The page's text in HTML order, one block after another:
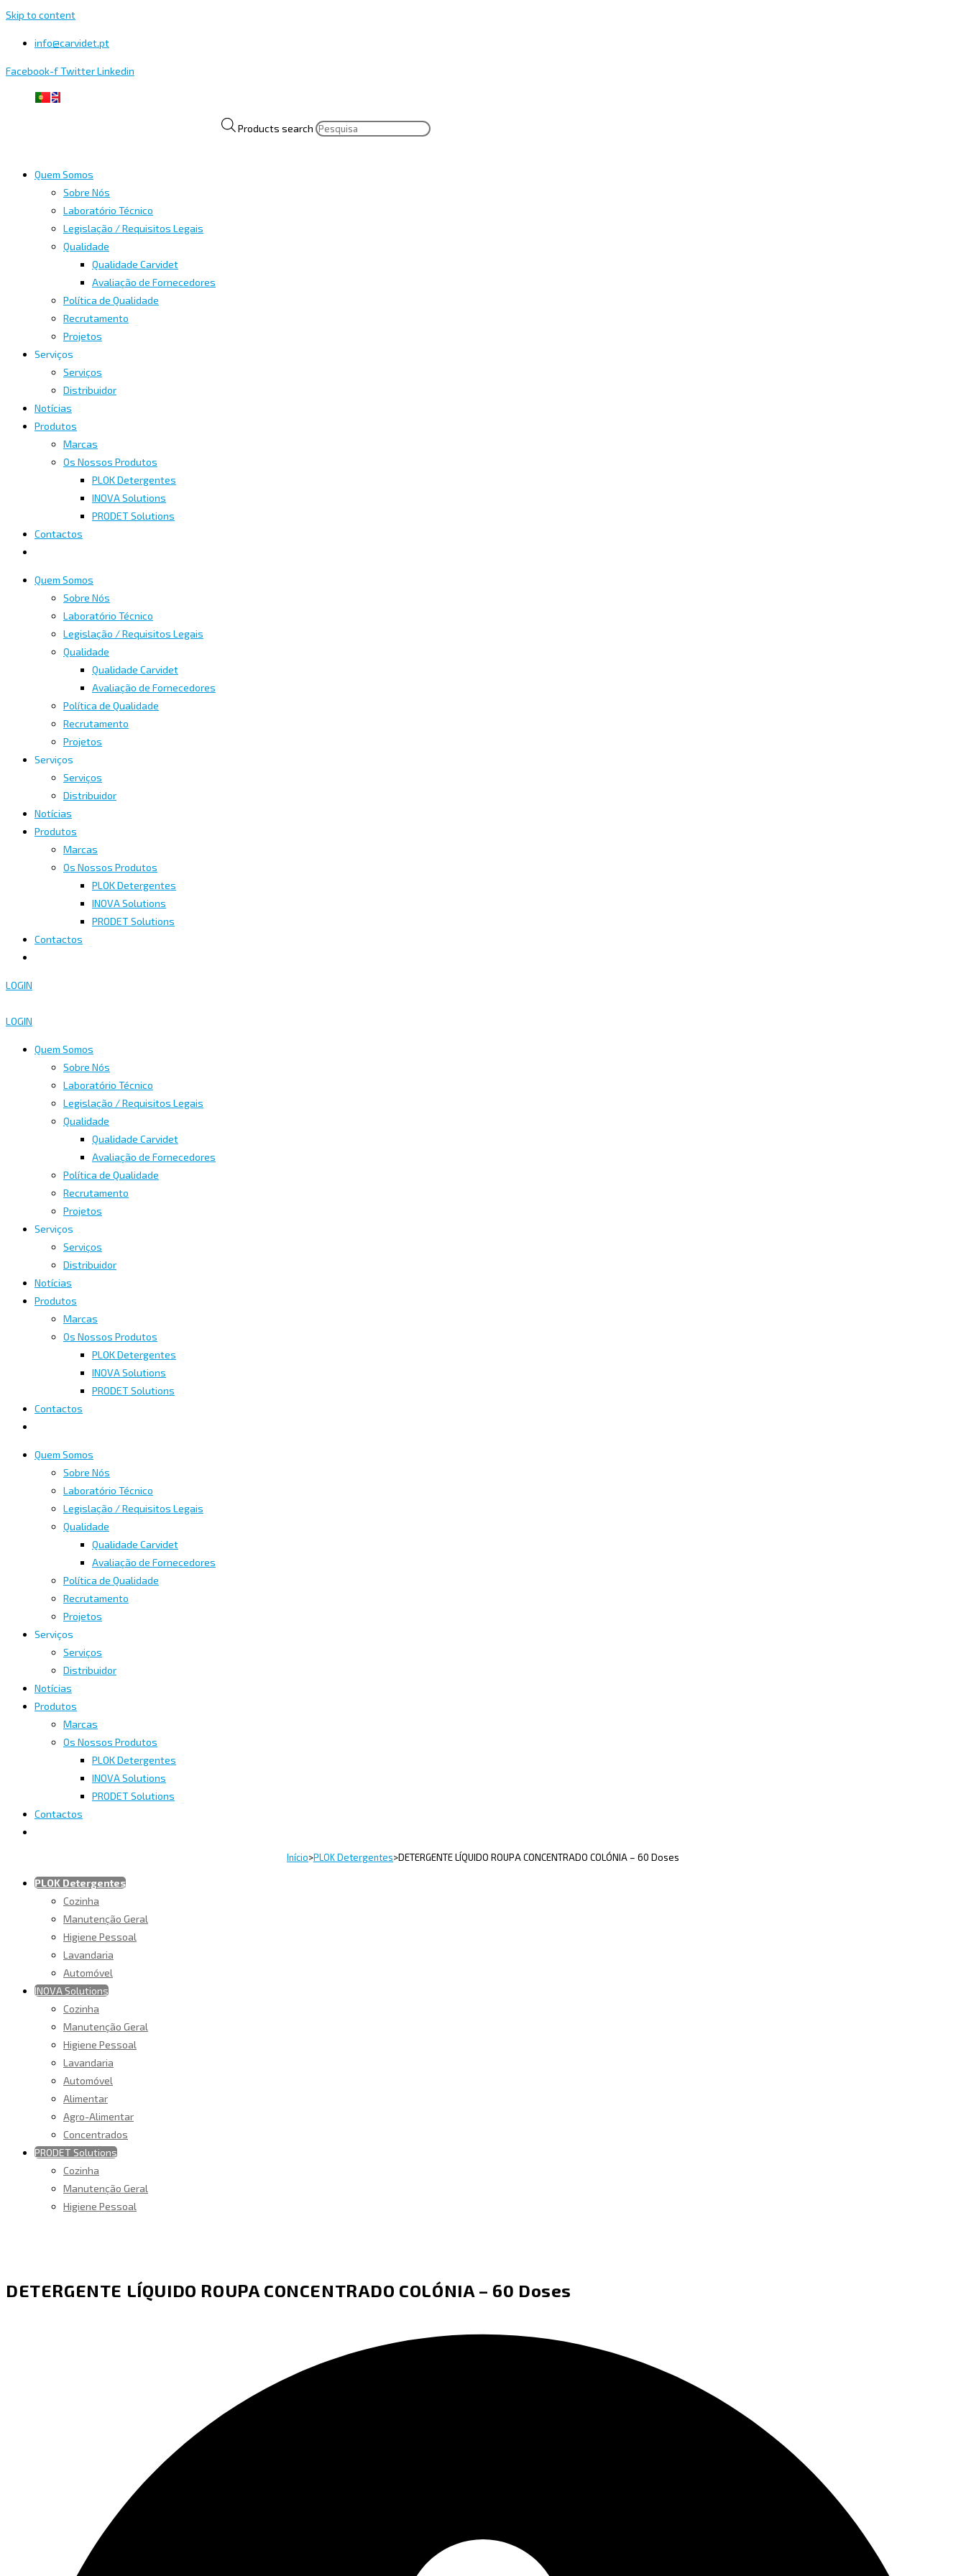
Skip to content
info@carvidet.pt
Facebook-fTwitterLinkedin
Products search
Quem Somos
Sobre Nós
Laboratório Técnico
Legislação / Requisitos Legais
Qualidade
Qualidade Carvidet
Avaliação de Fornecedores
Política de Qualidade
Recrutamento
Projetos
Serviços
Serviços
Distribuidor
Notícias
Produtos
Marcas
Os Nossos Produtos
PLOK Detergentes
INOVA Solutions
PRODET Solutions
Contactos
Quem Somos
Sobre Nós
Laboratório Técnico
Legislação / Requisitos Legais
Qualidade
Qualidade Carvidet
Avaliação de Fornecedores
Política de Qualidade
Recrutamento
Projetos
Serviços
Serviços
Distribuidor
Notícias
Produtos
Marcas
Os Nossos Produtos
PLOK Detergentes
INOVA Solutions
PRODET Solutions
Contactos
LOGIN
LOGIN
Quem Somos
Sobre Nós
Laboratório Técnico
Legislação / Requisitos Legais
Qualidade
Qualidade Carvidet
Avaliação de Fornecedores
Política de Qualidade
Recrutamento
Projetos
Serviços
Serviços
Distribuidor
Notícias
Produtos
Marcas
Os Nossos Produtos
PLOK Detergentes
INOVA Solutions
PRODET Solutions
Contactos
Quem Somos
Sobre Nós
Laboratório Técnico
Legislação / Requisitos Legais
Qualidade
Qualidade Carvidet
Avaliação de Fornecedores
Política de Qualidade
Recrutamento
Projetos
Serviços
Serviços
Distribuidor
Notícias
Produtos
Marcas
Os Nossos Produtos
PLOK Detergentes
INOVA Solutions
PRODET Solutions
Contactos
Início>PLOK Detergentes>DETERGENTE LÍQUIDO ROUPA CONCENTRADO COLÓNIA – 60 Doses
PLOK Detergentes
Cozinha
Manutenção Geral
Higiene Pessoal
Lavandaria
Automóvel
INOVA Solutions
Cozinha
Manutenção Geral
Higiene Pessoal
Lavandaria
Automóvel
Alimentar
Agro-Alimentar
Concentrados
PRODET Solutions
Cozinha
Manutenção Geral
Higiene Pessoal
DETERGENTE LÍQUIDO ROUPA CONCENTRADO COLÓNIA – 60 Doses